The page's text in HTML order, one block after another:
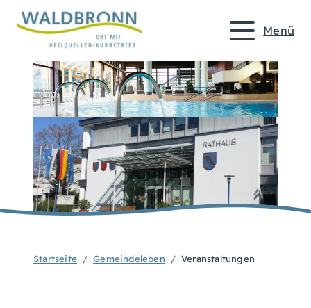
Menü
Startseite Gemeindeleben Veranstaltungen